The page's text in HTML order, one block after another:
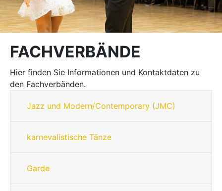
FACHVERBÄNDE
Hier finden Sie Informationen und Kontaktdaten zu
den Fachverbänden.
Jazz und Modern/Contemporary (JMC)
karnevalistische Tänze
Garde